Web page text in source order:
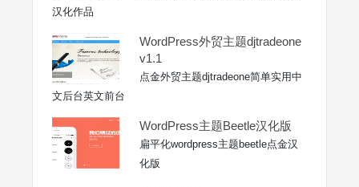
汉化作品
WordPress外贸主题djtradeone
v1.1
点金外贸主题djtradeone简单实用中
文后台英文前台
WordPress主题Beetle汉化版
扁平化wordpress主题beetle点金汉
化版